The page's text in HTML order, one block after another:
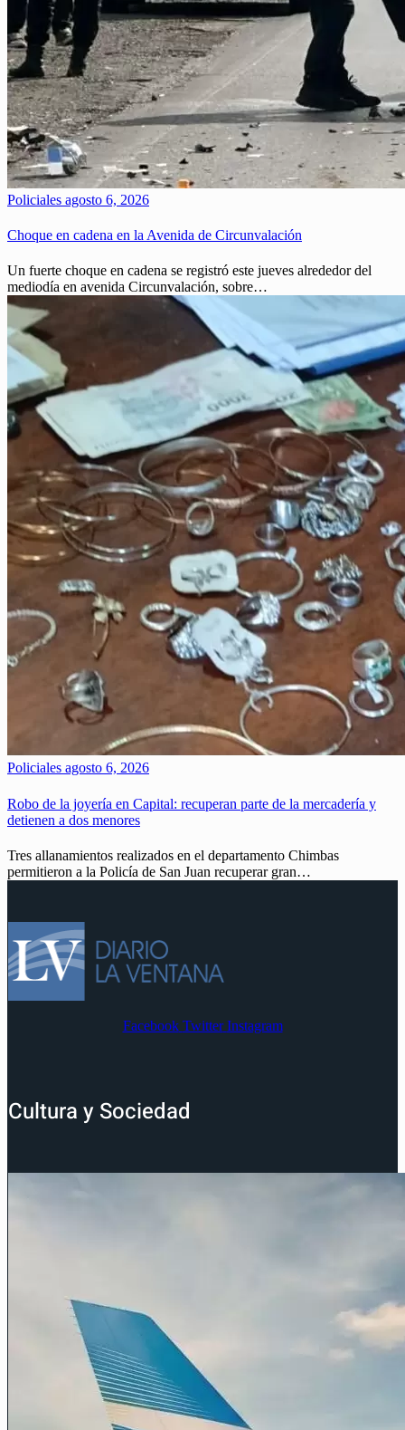
Policiales agosto 6, 2026
Choque en cadena en la Avenida de Circunvalación
Un fuerte choque en cadena se registró este jueves alrededor del
mediodía en avenida Circunvalación, sobre…
Policiales agosto 6, 2026
Robo de la joyería en Capital: recuperan parte de la mercadería y
detienen a dos menores
Tres allanamientos realizados en el departamento Chimbas
permitieron a la Policía de San Juan recuperar gran…
Facebook Twitter Instagram
Cultura y Sociedad